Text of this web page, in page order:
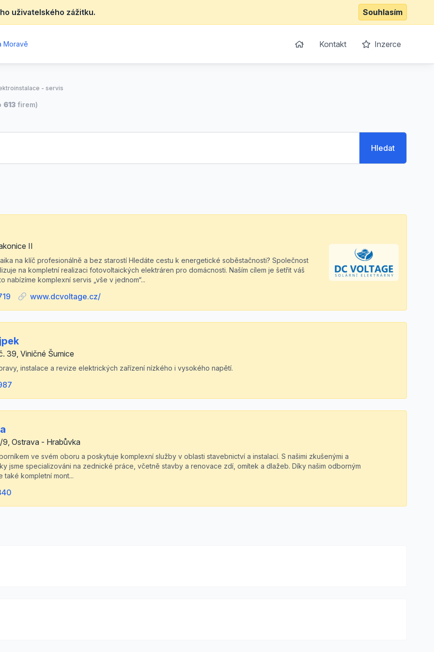
uživatelského zážitku. Souhlasím
Moravě Kontakt Inzerce
- servis
613 firem)
Hledat
II
na klíč profesionálně a bez starostí Hledáte cestu k energetické soběstačnosti? Společnost
na kompletní realizaci fotovoltaických elektráren pro domácnosti. Naším cílem je šetřit váš
nabízíme komplexní servis „vše v jednom“...
www.dcvoltage.cz/
39, Viničné Šumice
instalace a revize elektrických zařízení nízkého i vysokého napětí.
Ostrava - Hrabůvka
ve svém oboru a poskytuje komplexní služby v oblasti stavebnictví a instalací. S našimi zkušenými a
jsme specializováni na zednické práce, včetně stavby a renovace zdí, omítek a dlažeb. Díky našim odborným
také kompletní mont...